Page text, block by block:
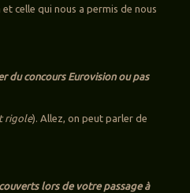
celle qui nous a permis de nous
du concours Eurovision ou pas
rigole). Allez, on peut parler de
lors de votre passage à